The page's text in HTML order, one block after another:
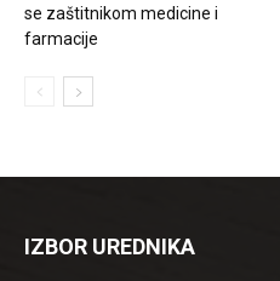
se zaštitnikom medicine i
farmacije
IZBOR UREDNIKA